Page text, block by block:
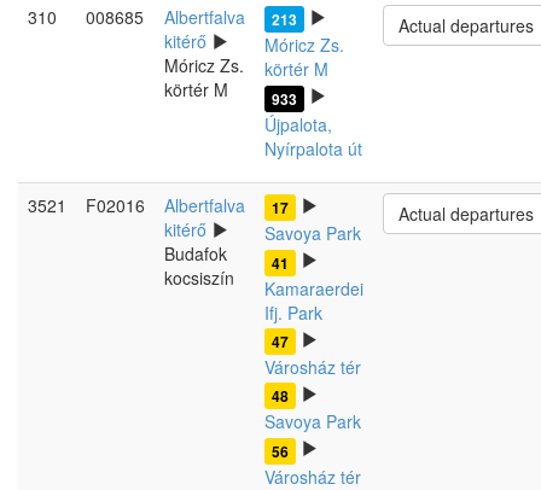
310 008685
Albertfalva
kitérő
Móricz Zs.
körtér M
213
Móricz Zs.
körtér M
933
Újpalota,
Nyírpalota út
Actual departures
3521 F02016
Albertfalva
kitérő
Budafok
kocsiszín
17
Savoya Park
41
Kamaraerdei
Ifj. Park
47
Városház tér
48
Savoya Park
56
Városház tér
Actual departures